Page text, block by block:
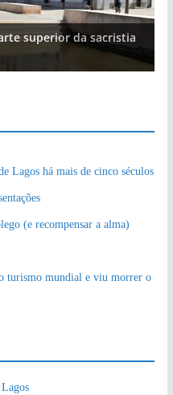
superior da sacristia
Lagos há mais de cinco séculos
(e recompensar a alma)
turismo mundial e viu morrer o